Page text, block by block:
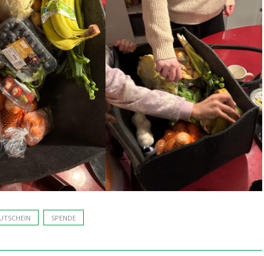
SPENDE